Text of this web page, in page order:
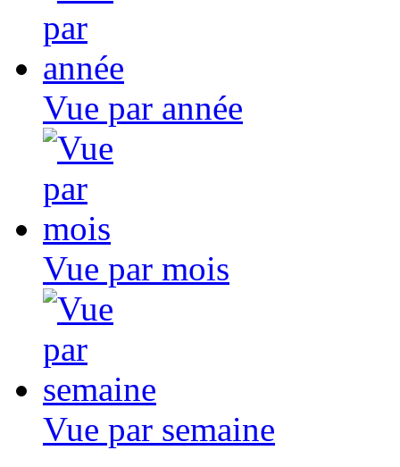
Vue par année
Vue par mois
Vue par semaine